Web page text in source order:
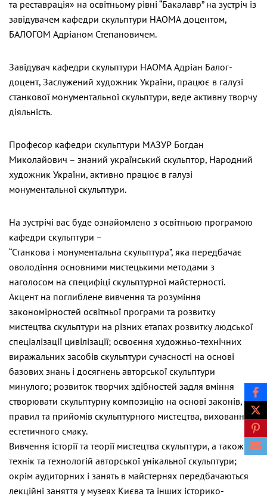
та реставрація» на освітньому рівні “Бакалавр” на зустріч із
завідувачем кафедри скульптури НАОМА доцентом,
БАЛОГОМ Адріаном Степановичем.
Завідувач кафедри скульптури НАОМА Адріан Балог-
доцент, Заслужений художник України, працює в галузі
станкової монументальної скульптури, веде активну творчу
діяльність.
Професор кафедри скульптури МАЗУР Богдан
Миколайович – знаний український скульптор, Народний
художник України, активно працює в галузі
монументальної скульптури.
На зустрічі вас буде ознайомлено з освітньою програмою
кафедри скульптури –
“Станкова і монументальна скульптура”, яка передбачає
оволодіння основними мистецькими методами з
наголосом на специфіці скульптурної майстерності.
Акцент на поглиблене вивчення та розуміння
закономірностей освітньої програми та розвитку
мистецтва скульптури на різних етапах розвитку людської
спеціалізації цивілізації; освоєння художньо-технічних
виражальних засобів скульптури сучасності на основі
базових знань і досягнень авторської скульптури
минулого; розвиток творчих здібностей задля вміння
створювати скульптурну композицію на основі законів,
правил та прийомів скульптурного мистецтва, виховання
естетичного смаку.
Вивчення історії та теорії мистецтва скульптури, а також
технік та технологій авторської унікальної скульптури;
окрім аудиторних і занять в майстернях передбачаються
лекційні заняття у музеях Києва та інших історико-